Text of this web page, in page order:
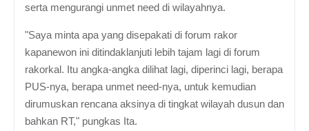
serta mengurangi unmet need di wilayahnya.
"Saya minta apa yang disepakati di forum rakor
kapanewon ini ditindaklanjuti lebih tajam lagi di forum
rakorkal. Itu angka-angka dilihat lagi, diperinci lagi, berapa
PUS-nya, berapa unmet need-nya, untuk kemudian
dirumuskan rencana aksinya di tingkat wilayah dusun dan
bahkan RT," pungkas Ita.